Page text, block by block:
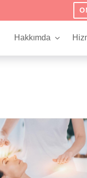
Hakkımda